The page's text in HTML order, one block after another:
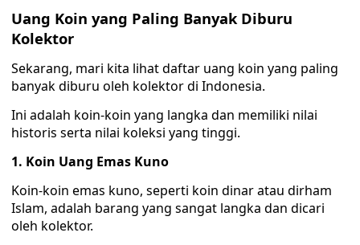
Uang Koin yang Paling Banyak Diburu
Kolektor
Sekarang, mari kita lihat daftar uang koin yang paling
banyak diburu oleh kolektor di Indonesia.
Ini adalah koin-koin yang langka dan memiliki nilai
historis serta nilai koleksi yang tinggi.
1. Koin Uang Emas Kuno
Koin-koin emas kuno, seperti koin dinar atau dirham
Islam, adalah barang yang sangat langka dan dicari
oleh kolektor.